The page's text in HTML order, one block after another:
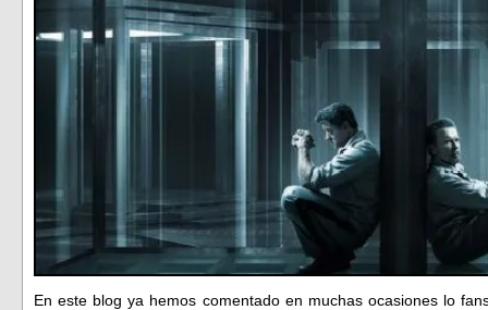
En este blog ya hemos comentado en muchas ocasiones lo